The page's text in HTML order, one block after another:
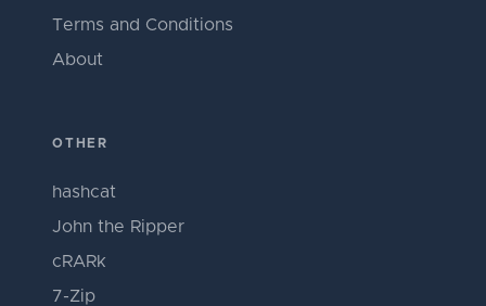
Terms and Conditions
About
OTHER
hashcat
John the Ripper
cRARk
7-Zip